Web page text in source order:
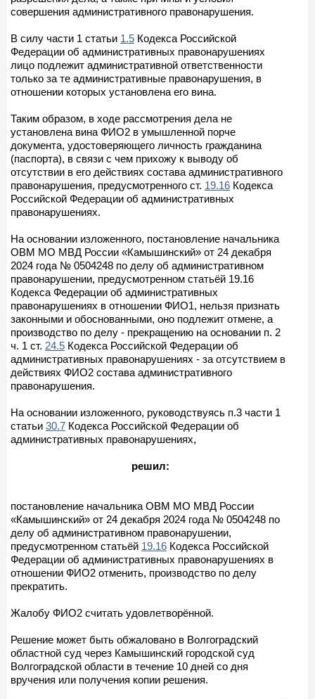
совершения административного правонарушения.
В силу части 1 статьи 1.5 Кодекса Российской
Федерации об административных правонарушениях
лицо подлежит административной ответственности
только за те административные правонарушения, в
отношении которых установлена его вина.
Таким образом, в ходе рассмотрения дела не
установлена вина ФИО2 в умышленной порче
документа, удостоверяющего личность гражданина
(паспорта), в связи с чем прихожу к выводу об
отсутствии в его действиях состава административного
правонарушения, предусмотренного ст. 19.16 Кодекса
Российской Федерации об административных
правонарушениях.
На основании изложенного, постановление начальника
ОВМ МО МВД России «Камышинский» от 24 декабря
2024 года № 0504248 по делу об административном
правонарушении, предусмотренном статьёй 19.16
Кодекса Федерации об административных
правонарушениях в отношении ФИО1, нельзя признать
законными и обоснованными, оно подлежит отмене, а
производство по делу - прекращению на основании п. 2
ч. 1 ст. 24.5 Кодекса Российской Федерации об
административных правонарушениях - за отсутствием в
действиях ФИО2 состава административного
правонарушения.
На основании изложенного, руководствуясь п.3 части 1
статьи 30.7 Кодекса Российской Федерации об
административных правонарушениях,
решил:
постановление начальника ОВМ МО МВД России
«Камышинский» от 24 декабря 2024 года № 0504248 по
делу об административном правонарушении,
предусмотренном статьёй 19.16 Кодекса Российской
Федерации об административных правонарушениях в
отношении ФИО2 отменить, производство по делу
прекратить.
Жалобу ФИО2 считать удовлетворённой.
Решение может быть обжаловано в Волгоградский
областной суд через Камышинский городской суд
Волгоградской области в течение 10 дней со дня
вручения или получения копии решения.